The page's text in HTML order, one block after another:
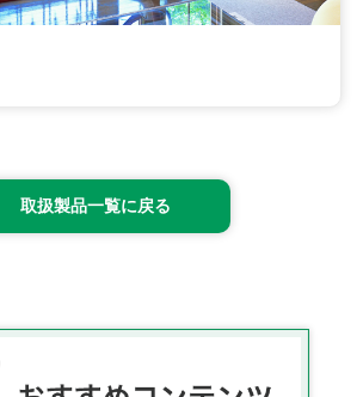
取扱製品一覧に戻る